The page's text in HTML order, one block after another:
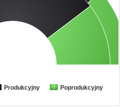
Produkcyjny Poprodukcyjny